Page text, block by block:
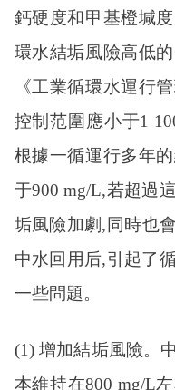
鈣硬度和甲基橙堿
環水結垢風險高低
《工業循環水運行
控制范圍應小于1
根據一循運行多年
于900 mg/L,若超過
垢風險加劇,同時也
中水回用后,引起了
一些問題。
(1) 增加結垢風險。
本維持在800 mg/L